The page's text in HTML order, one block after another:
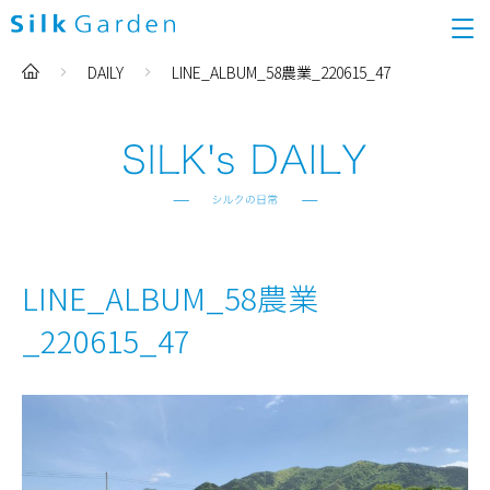
DAILY LINE_ALBUM_58農業_220615_47
LINE_ALBUM_58農業
_220615_47